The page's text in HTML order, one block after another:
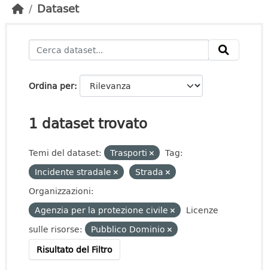
Dataset
Ordina per
1 dataset trovato
Temi del dataset: Trasporti
Tag:
Incidente stradale
Strada
Organizzazioni:
Agenzia per la protezione civile
Licenze
sulle risorse:
Pubblico Dominio
Risultato del Filtro